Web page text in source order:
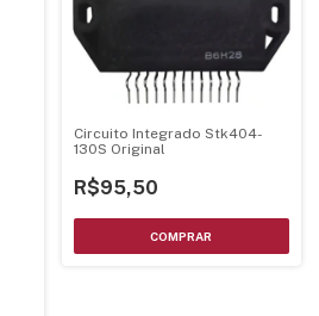
Circuito Integrado Stk404-
130S Original
R$95,50